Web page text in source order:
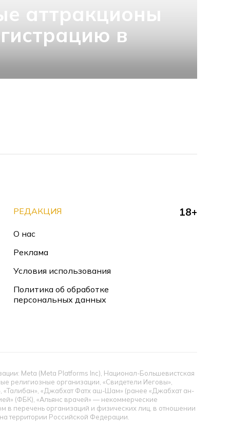
аттракционы
в
РЕДАКЦИЯ
О нас
Реклама
Условия использования
Политика об обработке
персональных данных
18+
Meta (Meta Platforms Inc), Национал-Большевистская
религиозные организации, «Свидетели Иеговы»,
«Талибан», «Джабхат Фатх аш-Шам» (ранее «Джабхат ан-
(ФБК), «Альянс врачей» — некоммерческие
перечень организаций и физических лиц, в отношении
территории Российской Федерации.